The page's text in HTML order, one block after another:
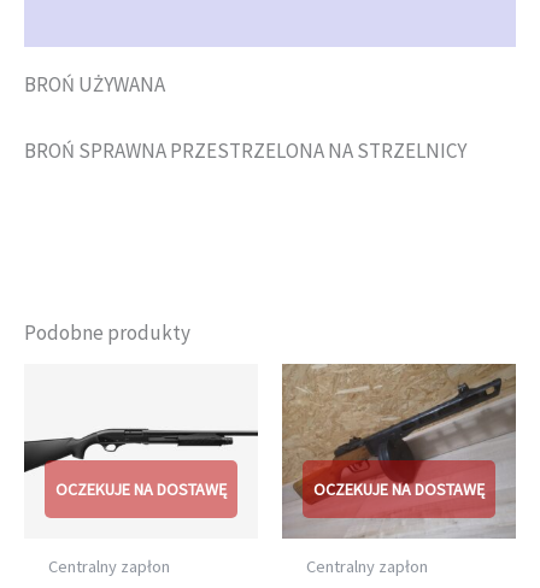
BROŃ UŻYWANA
BROŃ SPRAWNA PRZESTRZELONA NA STRZELNICY
Podobne produkty
Centralny zapłon Centralny zapłon